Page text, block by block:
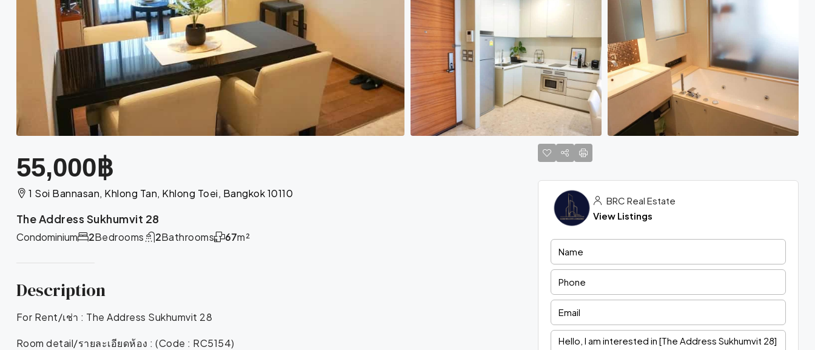
55,000฿
1 Soi Bannasan, Khlong Tan, Khlong Toei, Bangkok 10110
The Address Sukhumvit 28
Condominium Bedrooms
2 Bathrooms
2 m²
67
Description
For Rent/เช่า : The Address Sukhumvit 28
Room detail/รายละเอียดห้อง : (Code : RC5154)
BRC Real Estate
View Listings